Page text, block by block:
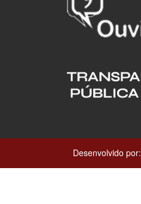
Desenvolvido por: